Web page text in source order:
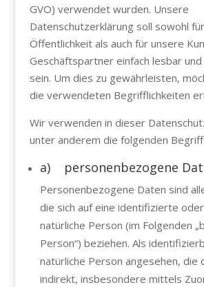
GVO) verwendet wurden. Unsere
Datenschutzerklärung soll sowohl
Öffentlichkeit als auch für unsere
Geschäftspartner einfach lesbar
sein. Um dies zu gewährleisten,
die verwendeten Begrifflichkeiten
Wir verwenden in dieser
unter anderem die folgenden
a) personenbezogene
Personenbezogene Daten sind
die sich auf eine identifizierte
natürliche Person (im Folgenden
Person“) beziehen. Als
natürliche Person angesehen, die
indirekt, insbesondere mittels